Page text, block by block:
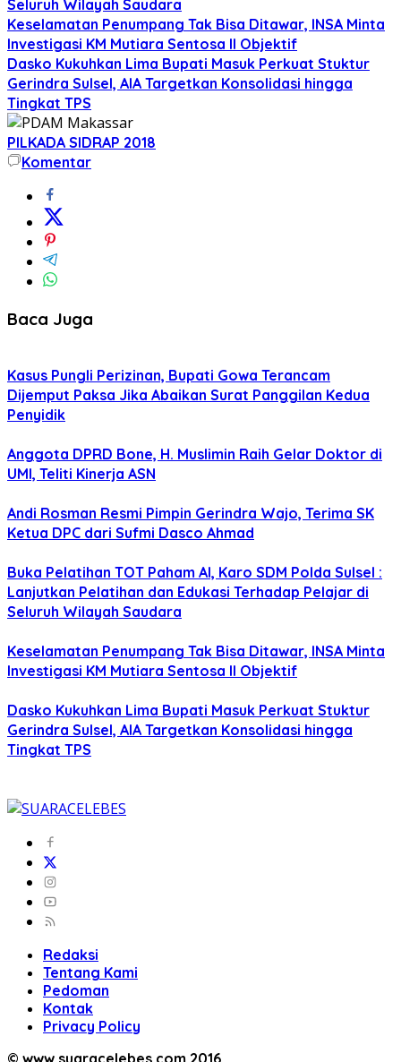
Seluruh Wilayah Saudara
Keselamatan Penumpang Tak Bisa Ditawar, INSA Minta
Investigasi KM Mutiara Sentosa II Objektif
Dasko Kukuhkan Lima Bupati Masuk Perkuat Stuktur
Gerindra Sulsel, AIA Targetkan Konsolidasi hingga
Tingkat TPS
PILKADA SIDRAP 2018
Komentar
Baca Juga
Kasus Pungli Perizinan, Bupati Gowa Terancam
Dijemput Paksa Jika Abaikan Surat Panggilan Kedua
Penyidik
Anggota DPRD Bone, H. Muslimin Raih Gelar Doktor di
UMI, Teliti Kinerja ASN
Andi Rosman Resmi Pimpin Gerindra Wajo, Terima SK
Ketua DPC dari Sufmi Dasco Ahmad
Buka Pelatihan TOT Paham AI, Karo SDM Polda Sulsel :
Lanjutkan Pelatihan dan Edukasi Terhadap Pelajar di
Seluruh Wilayah Saudara
Keselamatan Penumpang Tak Bisa Ditawar, INSA Minta
Investigasi KM Mutiara Sentosa II Objektif
Dasko Kukuhkan Lima Bupati Masuk Perkuat Stuktur
Gerindra Sulsel, AIA Targetkan Konsolidasi hingga
Tingkat TPS
Redaksi
Tentang Kami
Pedoman
Kontak
Privacy Policy